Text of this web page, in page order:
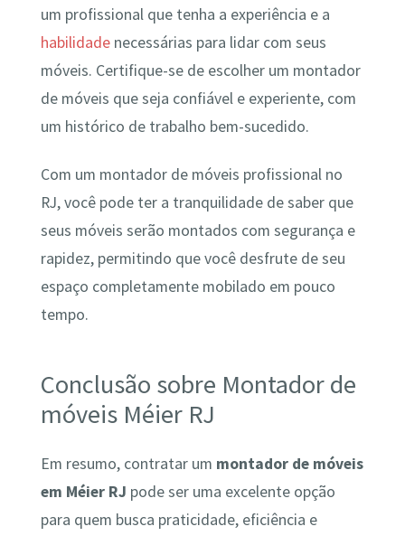
um profissional que tenha a experiência e a
habilidadenecessárias para lidar com seus
móveis. Certifique-se de escolher um montador
de móveis que seja confiável e experiente, com
um histórico de trabalho bem-sucedido.
Com um montador de móveis profissional no
RJ, você pode ter a tranquilidade de saber que
seus móveis serão montados com segurança e
rapidez, permitindo que você desfrute de seu
espaço completamente mobilado em pouco
tempo.
Conclusão sobre Montador de
móveis Méier RJ
Em resumo, contratar um montador de móveis
em Méier RJ pode ser uma excelente opção
para quem busca praticidade, eficiência e